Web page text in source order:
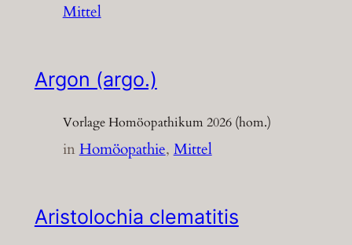
Mittel
Argon (argo.)
Vorlage Homöopathikum 2026 (hom.)
inHomöopathie, Mittel
Aristolochia clematitis